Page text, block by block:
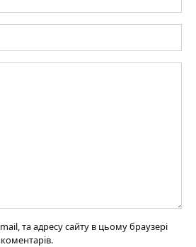
та адресу сайту в цьому браузері